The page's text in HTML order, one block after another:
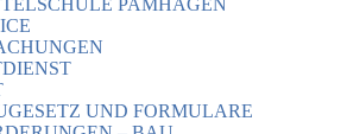
PAMHAGEN
UND FORMULARE